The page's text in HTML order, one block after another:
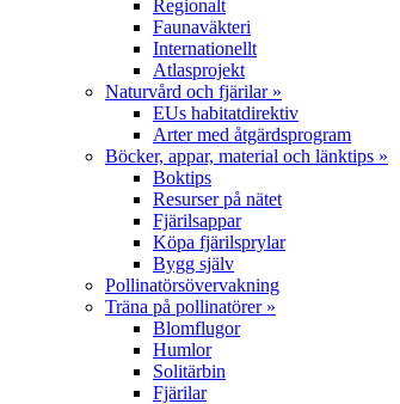
Regionalt
Faunaväkteri
Internationellt
Atlasprojekt
Naturvård och fjärilar»
EUs habitatdirektiv
Arter med åtgärdsprogram
Böcker, appar, material och länktips »
Boktips
Resurser på nätet
Fjärilsappar
Köpa fjärilsprylar
Bygg själv
Pollinatörsövervakning
Träna på pollinatörer»
Blomflugor
Humlor
Solitärbin
Fjärilar